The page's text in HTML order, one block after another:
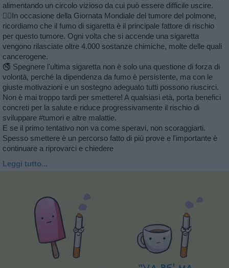
alimentando un circolo vizioso da cui può essere difficile uscire.
👉🏻In occasione della Giornata Mondiale del tumore del polmone,
ricordiamo che il fumo di sigaretta è il principale fattore di rischio
per questo tumore. Ogni volta che si accende una sigaretta
vengono rilasciate oltre 4.000 sostanze chimiche, molte delle quali
cancerogene.
🚭 Spegnere l'ultima sigaretta non è solo una questione di forza di
volontà, perché la dipendenza da fumo è persistente, ma con le
giuste motivazioni e un sostegno adeguato tutti possono riuscirci.
Non è mai troppo tardi per smettere! A qualsiasi età, porta benefici
concreti per la salute e riduce progressivamente il rischio di
sviluppare #tumori e altre malattie.
E se il primo tentativo non va come speravi, non scoraggiarti.
Spesso smettere è un percorso fatto di più prove e l'importante è
continuare a riprovarci e chiedere
Leggi tutto...